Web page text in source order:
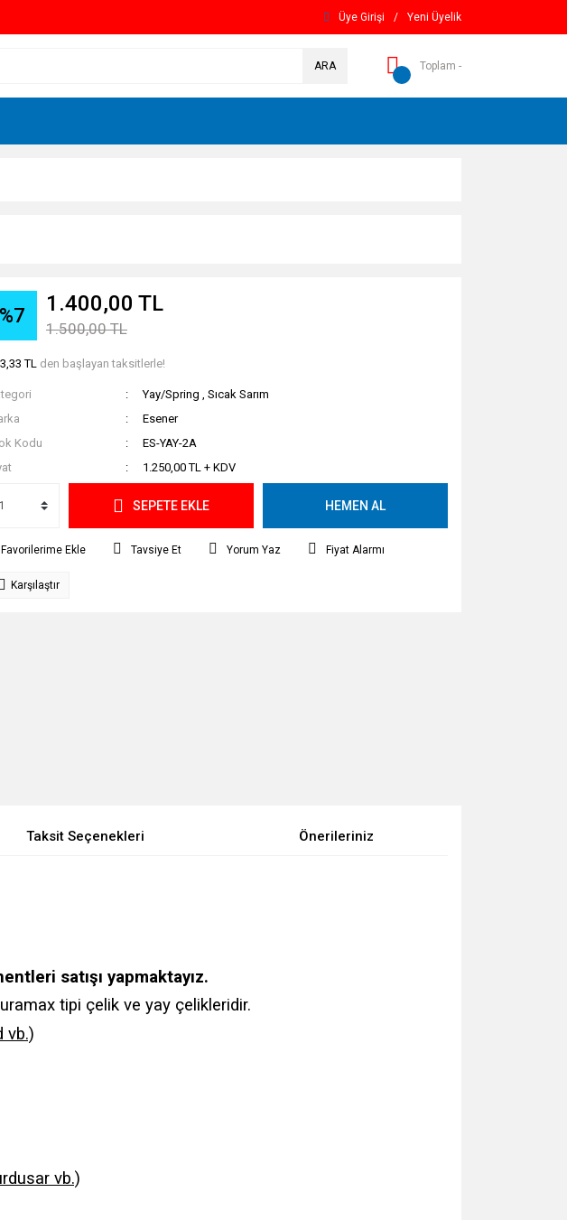
Üye Girişi / Yeni Üyelik
ARA Toplam -
%7 1.400,00 TL
1.500,00 TL
TL den başlayan taksitlerle!
Yay/Spring , Sıcak Sarım
Esener
Kodu
ES-YAY-2A
1.250,00 TL + KDV
SEPETE EKLE HEMEN AL
Tavsiye Et Yorum Yaz Fiyat Alarmı
Karşılaştır
Taksit Seçenekleri Önerileriniz
satışı yapmaktayız.
tipi çelik ve yay çelikleridir.
vb.)
vb.)